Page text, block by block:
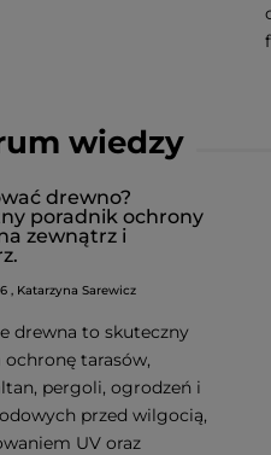
wiedzy
drewno?
poradnik ochrony
zewnątrz i
, Katarzyna Sarewicz
drewna to skuteczny
ochronę tarasów,
pergoli, ogrodzeń i
przed wilgocią,
UV oraz